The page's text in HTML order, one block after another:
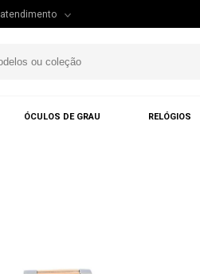
atendimento
ÓCULOS DE GRAU RELÓGIOS